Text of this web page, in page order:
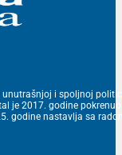
i spoljnoj
je 2017. godine
godine nastavlja sa